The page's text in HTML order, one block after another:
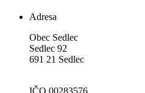
Adresa
Obec Sedlec
Sedlec 92
691 21 Sedlec
IČO 00283576